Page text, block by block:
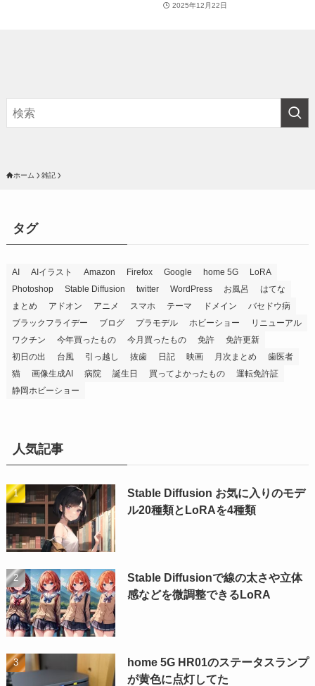
2025年12月22日
ホーム 雑記
タグ
AI AIイラスト Amazon Firefox Google home 5G
LoRA
Photoshop
Stable Diffusion twitter WordPress お風呂
はてな
まとめ
アドオン アニメ スマホ テーマ ドメイン
バセドウ病
ブラックフライデー
ブログ プラモデル ホビーショー
リニューアル
ワクチン
今年買ったもの 今月買ったもの 免許
免許更新
初日の出
台風 引っ越し 抜歯 日記 映画 月次まとめ
歯医者
猫
画像生成AI 病院 誕生日 買ってよかったもの
運転免許証
静岡ホビーショー
人気記事
Stable Diffusion お気に入りのモデ
ル20種類とLoRAを4種類
Stable Diffusionで線の太さや立体
感などを微調整できるLoRA
home 5G HR01のステータスランプ
が黄色に点灯してた